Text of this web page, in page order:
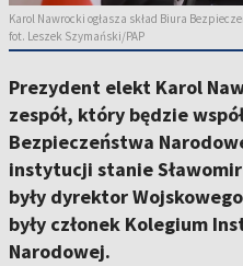
Karol Nawrocki ogłasza skład Biura
fot. Leszek Szymański/PAP
Prezydent elekt Karol
zespół, który będzie
Bezpieczeństwa
instytucji stanie
były dyrektor
były członek Kolegium
Narodowej.